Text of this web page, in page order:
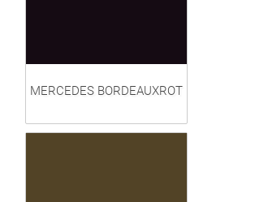
MERCEDES BORDEAUXROT